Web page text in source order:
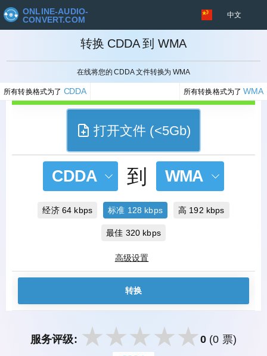
ONLINE-AUDIO-
CONVERT.COM
中文
转换 CDDA 到 WMA
在线将您的 CDDA 文件转换为 WMA
所有转换格式为了 CDDA 所有转换格式为了WMA
取消
打开文件 (<5Gb)
CDDA 到 WMA
经济 64 kbps 标准 128 kbps 高 192 kbps
最佳 320 kbps
高级设置
转换
服务评级: 0 (0 票)